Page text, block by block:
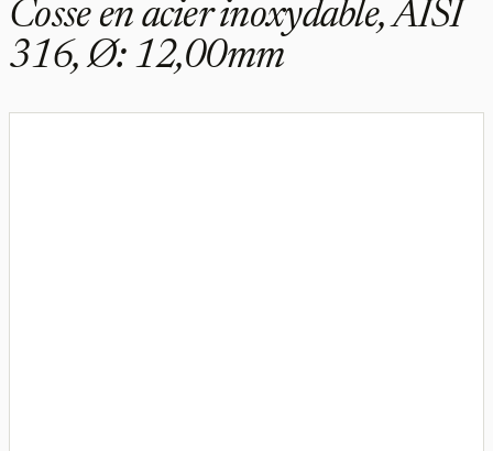
Cosse en acier inoxydable, AISI
316, Ø: 12,00mm